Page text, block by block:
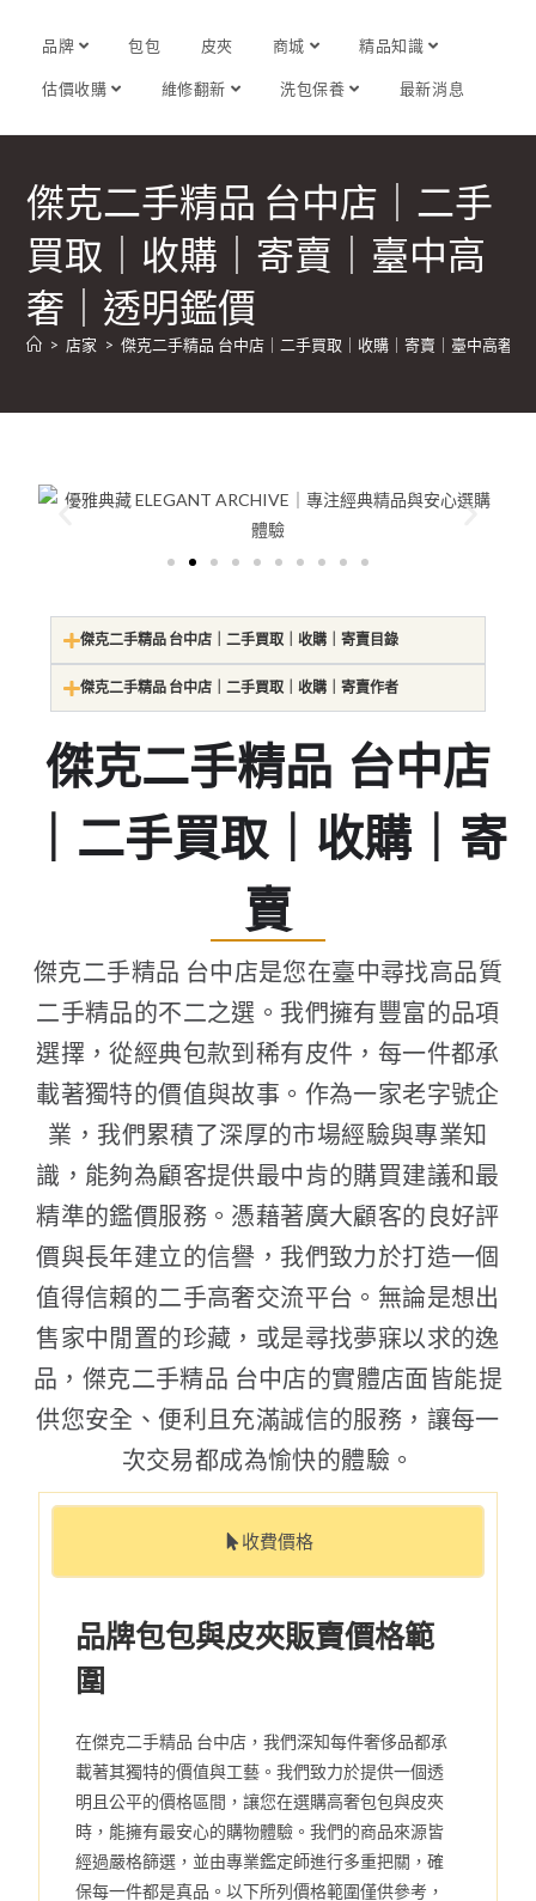
品牌 包包 皮夾 商城 精品知識
估價收購 維修翻新 洗包保養 最新消息
傑克二手精品 台中店｜二手
買取｜收購｜寄賣｜臺中高
奢｜透明鑑價
> 店家 > 傑克二手精品 台中店｜二手買取｜收購｜寄賣｜臺中高奢｜
傑克二手精品 台中店｜二手買取｜收購｜寄賣目錄
傑克二手精品 台中店｜二手買取｜收購｜寄賣作者
傑克二手精品 台中店
｜二手買取｜收購｜寄
賣
傑克二手精品 台中店是您在臺中尋找高品質
二手精品的不二之選。我們擁有豐富的品項
選擇，從經典包款到稀有皮件，每一件都承
載著獨特的價值與故事。作為一家老字號企
業，我們累積了深厚的市場經驗與專業知
識，能夠為顧客提供最中肯的購買建議和最
精準的鑑價服務。憑藉著廣大顧客的良好評
價與長年建立的信譽，我們致力於打造一個
值得信賴的二手高奢交流平台。無論是想出
售家中閒置的珍藏，或是尋找夢寐以求的逸
品，傑克二手精品 台中店的實體店面皆能提
供您安全、便利且充滿誠信的服務，讓每一
次交易都成為愉快的體驗。
收費價格
品牌包包與皮夾販賣價格範
圍
在傑克二手精品 台中店，我們深知每件奢侈品都承
載著其獨特的價值與工藝。我們致力於提供一個透
明且公平的價格區間，讓您在選購高奢包包與皮夾
時，能擁有最安心的購物體驗。我們的商品來源皆
經過嚴格篩選，並由專業鑑定師進行多重把關，確
保每一件都是真品。以下所列價格範圍僅供參考，